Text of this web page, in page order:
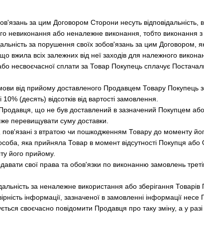
за цим Договором Сторони несуть
невиконання або неналежне виконання, тобто виконання
за порушення своїх зобов'язань за цим Договором,
вжила всіх залежних від неї заходів для належного
несвоєчасної сплати за Товар Покупець сплачує
від прийому доставленого Продавцем Товару Покупець
(десять) відсотків від вартості замовлення.
що не був доставлений в зазначений Покупцем
перевищувати суму доставки.
з втратою чи пошкодженням Товару до моменту
яка прийняла Товар в момент відсутності Покупця або
його прийому.
свої права та обов'язки по виконанню замовлень
за неналежне використання або зберігання
інформації, зазначеної в замовленні інформації
своєчасно повідомити Продавця про таку зміну, а у